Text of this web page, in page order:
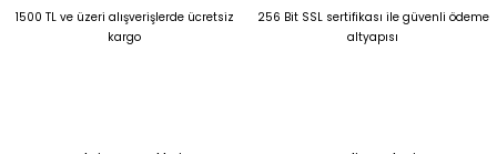
1.450,00 TL
1500 TL ve üzeri alışverişlerde ücretsiz
kargo
256 Bit SSL sertifikası ile güvenli ödeme
altyapısı